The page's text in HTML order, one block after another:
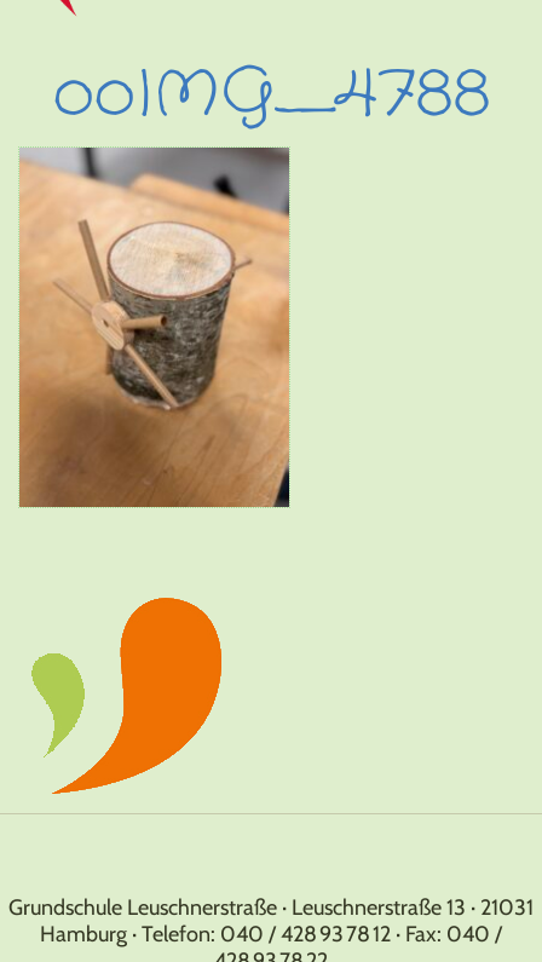
ooIMG_4788
Grundschule Leuschnerstraße · Leuschnerstraße 13 · 21031
Hamburg · Telefon: 040 / 428 93 78 12 · Fax: 040 /